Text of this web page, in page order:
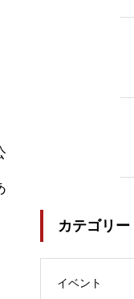
カテゴリー
イベント